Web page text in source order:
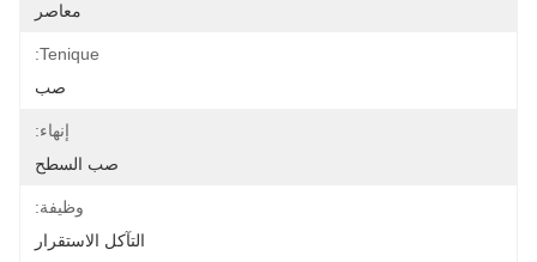
معاصر
Tenique:
صب
إنهاء:
صب السطح
وظيفة:
التآكل الاستقرار